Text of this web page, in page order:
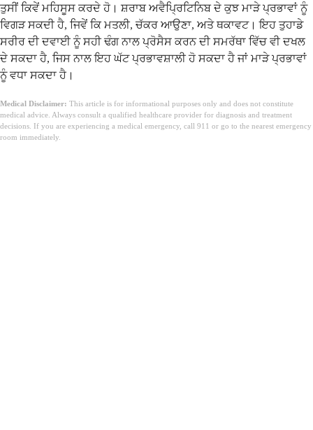
ਤੁਸੀਂ ਕਿਵੇਂ ਮਹਿਸੂਸ ਕਰਦੇ ਹੋ। ਸ਼ਰਾਬ ਅਵੈਪ੍ਰਿਟਿਨਿਬ ਦੇ ਕੁਝ ਮਾੜੇ ਪ੍ਰਭਾਵਾਂ ਨੂੰ
ਵਿਗੜ ਸਕਦੀ ਹੈ, ਜਿਵੇਂ ਕਿ ਮਤਲੀ, ਚੱਕਰ ਆਉਣਾ, ਅਤੇ ਥਕਾਵਟ। ਇਹ ਤੁਹਾਡੇ
ਸਰੀਰ ਦੀ ਦਵਾਈ ਨੂੰ ਸਹੀ ਢੰਗ ਨਾਲ ਪ੍ਰੋਸੈਸ ਕਰਨ ਦੀ ਸਮਰੱਥਾ ਵਿੱਚ ਵੀ ਦਖਲ
ਦੇ ਸਕਦਾ ਹੈ, ਜਿਸ ਨਾਲ ਇਹ ਘੱਟ ਪ੍ਰਭਾਵਸ਼ਾਲੀ ਹੋ ਸਕਦਾ ਹੈ ਜਾਂ ਮਾੜੇ ਪ੍ਰਭਾਵਾਂ
ਨੂੰ ਵਧਾ ਸਕਦਾ ਹੈ।
Medical Disclaimer: This article is for informational purposes only and does not constitute
medical advice. Always consult a qualified healthcare provider for diagnosis and treatment
decisions. If you are experiencing a medical emergency, call 911 or go to the nearest emergency
room immediately.